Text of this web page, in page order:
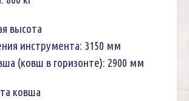
высота
инструмента: 3150 мм
(ковш в горизонте): 2900 мм
ковша